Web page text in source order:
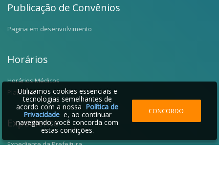
Publicação de Convênios
Pagina em desenvolvimento
Horários
Horários Médicos
Plantões
Expediente
Expediente da Prefeitura
Utilizamos cookies essenciais e
tecnologias semelhantes de
acordo com a nossa Política de
Privacidadee, ao continuar
navegando, você concorda com
estas condições.
CONCORDO